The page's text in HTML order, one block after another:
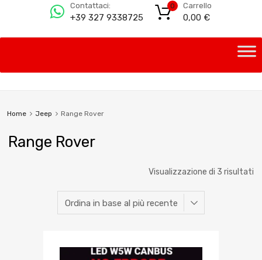
Contattaci:
+39 327 9338725
Carrello
0,00 €
0
Home Jeep Range Rover
Range Rover
Visualizzazione di 3 risultati